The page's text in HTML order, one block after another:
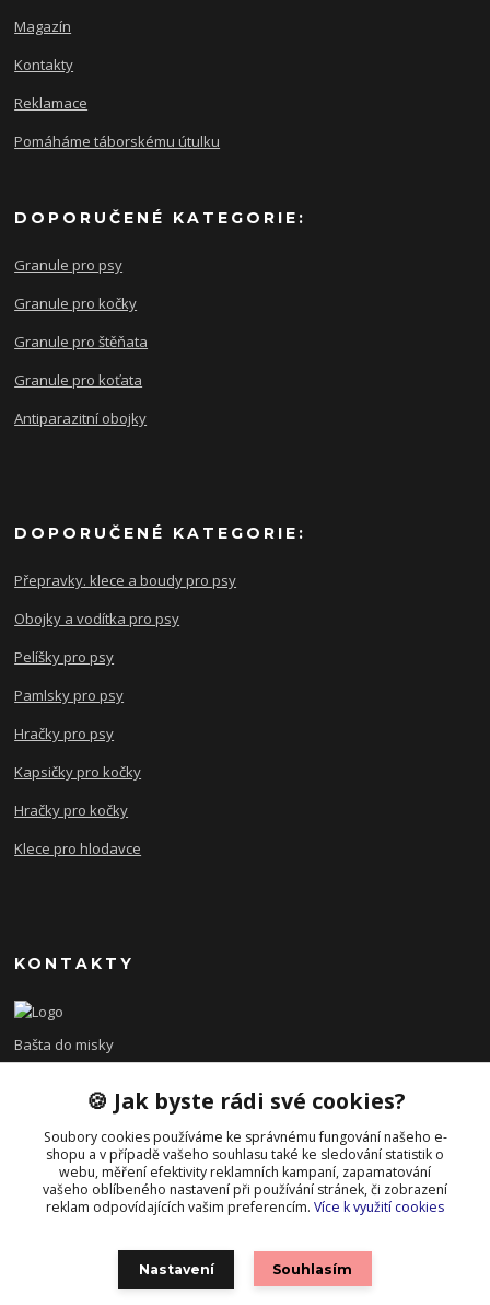
Magazín
Kontakty
Reklamace
Pomáháme táborskému útulku
DOPORUČENÉ KATEGORIE:
Granule pro psy
Granule pro kočky
Granule pro štěňata
Granule pro koťata
Antiparazitní obojky
DOPORUČENÉ KATEGORIE:
Přepravky. klece a boudy pro psy
Obojky a vodítka pro psy
Pelíšky pro psy
Pamlsky pro psy
Hračky pro psy
Kapsičky pro kočky
Hračky pro kočky
Klece pro hlodavce
KONTAKTY
Bašta do misky
+420 608 479 610
po - pá 8:00 - 15:00
info@bastadomisky.cz
🍪 Jak byste rádi své cookies?
Soubory cookies používáme ke správnému fungování našeho e-
shopu a v případě vašeho souhlasu také ke sledování statistik o
webu, měření efektivity reklamních kampaní, zapamatování
vašeho oblíbeného nastavení při používání stránek, či zobrazení
reklam odpovídajících vašim preferencím. Více k využití cookies
Nastavení Souhlasím